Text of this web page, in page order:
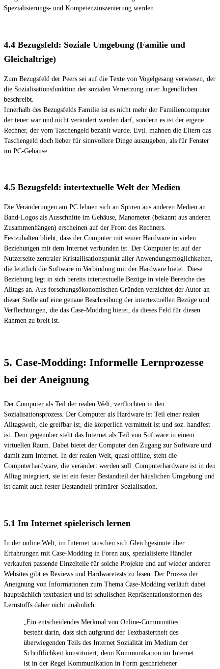
Spezialisierungs- und Kompetenzinszenierung werden.
4.4 Bezugsfeld: Soziale Umgebung (Familie und
Gleichaltrige)
Zum Bezugsfeld der Peers sei auf die Texte von Vogelgesang verwiesen, der
die Sozialisationsfunktion der sozialen Vernetzung unter Jugendlichen
beschreibt.
Innerhalb des Bezugsfelds Familie ist es nicht mehr der Familiencomputer
der teuer war und nicht verändert werden darf, sondern es ist der eigene
Rechner, der vom Taschengeld bezahlt wurde. Evtl. mahnen die Eltern das
Taschengeld doch lieber für sinnvollere Dinge auszugeben, als für Fenster
im PC-Gehäuse.
4.5 Bezugsfeld: intertextuelle Welt der Medien
Die Veränderungen am PC lehnen sich an Spuren aus anderen Medien an.
Band-Logos als Ausschnitte im Gehäuse, Manometer (bekannt aus anderen
Zusammenhängen) erscheinen auf der Front des Rechners.
Festzuhalten bliebt, dass der Computer mit seiner Hardware in vielen
Beziehungen mit dem Internet verbunden ist. Der Computer ist auf der
Nutzerseite zentraler Kristallisationspunkt aller Anwendungsmöglichkeiten,
die letztlich die Software in Verbindung mit der Hardware bietet. Diese
Beziehung legt in sich bereits intertextuelle Bezüge in viele Bereiche des
Alltags an. Aus forschungsökonomischen Gründen verzichtet der Autor an
dieser Stelle auf eine genaue Beschreibung der intertextuellen Bezüge und
Verflechtungen, die das Case-Modding bietet, da dieses Feld für diesen
Rahmen zu breit ist.
5. Case-Modding: Informelle Lernprozesse
bei der Aneignung
Der Computer als Teil der realen Welt, verflochten in den
Sozialisationsprozess. Der Computer als Hardware ist Teil einer realen
Alltagswelt, die greifbar ist, die körperlich vermittelt ist und soz. handfest
ist. Dem gegenüber steht das Internet als Teil von Software in einem
virtuellen Raum. Dabei bietet der Computer den Zugang zur Software und
damit zum Internet. In der realen Welt, quasi offline, steht die
Computerhardware, die verändert werden soll. Computerhardware ist in den
Alltag integriert, sie ist ein fester Bestandteil der häuslichen Umgebung und
ist damit auch fester Bestandteil primärer Sozialisation.
5.1 Im Internet spielerisch lernen
In der online Welt, im Internet tauschen sich Gleichgesinnte über
Erfahrungen mit Case-Modding in Foren aus, spezialisierte Händler
verkaufen passende Einzelteile für solche Projekte und auf wieder anderen
Websites gibt es Reviews und Hardwaretests zu lesen. Der Prozess der
Aneignung von Informationen zum Thema Case-Modding verläuft dabei
hauptsächlich textbasiert und ist schulischen Repräsentationsformen des
Lernstoffs daher nicht unähnlich.
„Ein entscheidendes Merkmal von Online-Communities
besteht darin, dass sich aufgrund der Textbasiertheit des
überwiegenden Teils des Internet Sozialität im Medium der
Schriftlichkeit konstituiert, denn Kommunikation im Internet
ist in der Regel Kommunikation in Form geschriebener